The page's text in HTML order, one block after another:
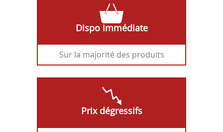
Dispo immédiate
Sur la majorité des produits
Prix dégressifs